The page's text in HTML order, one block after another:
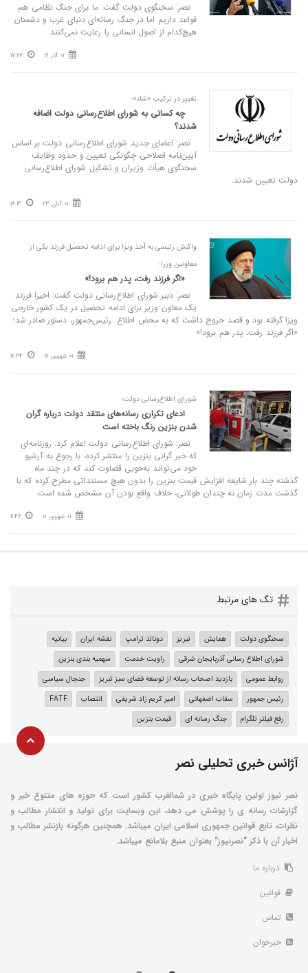
نصر: سخنگوی دولت گفت: ما برای جنگ نظامی هم
قواعد داریم اما در جنگ رسانه‌ای دنیای غرب و دشمنان
هیچ‌کدام از اصول انسانی را رعایت نمی‌کنند.
01 آذر 16 17:27
تغییر در ترکیب «شاد»؛
چه کسانی به شورای اطلاع‌رسانی دولت اضافه
شدند؟
نصر: اعضای جدید شورای اطلاع‌رسانی دولت بر اساس
آیین‌نامه اصلاحی چگونگی تعیین و حدود وظایف
سخنگوی هیأت وزیران و تشکیل شورای اطلاع‌رسانی
دولت تعیین شدند.
01 آبان 23 18:14
واکنش رئیسی به أخذ ویزا برای ادامه تحصیل فرزند یکی از
معاونین وزرا:
«اگر فرزند رفت، پدر هم برود!»
نصر: دبیر شورای اطلاع‌رسانی دولت گفت: اخیرا فرزند
یک معاون وزیر برای ادامه تحصیل در یک کشور خارجی
ویزا گرفته بود و قصد خروج داشت که به محض اطلاع ⁧ رئیس‌جمهور⁩، دستور صادر شد؛
«اگر فرزند رفت، پدر هم برود!»
01 شهریور 16 12:34
شورای اطلاع‌رسانی دولت؛
ادعای تکراری رسانه‌های منتقد دولت درباره گران
شدن بنزین رنگ باخته است
نصر: شورای اطلاع‌رسانی دولت اعلام کرد: روزنامه‌ای
که خبر گرانی بنزین را منتشر کرده، با رجوع به آرشیو
خود می‌تواند به‌خوبی قضاوت کند که در چند ماه
گذشته چند بار شایعه افزایش قیمت بنزین را بدون هیچ مستنداتی مطرح کرده که با
گذشت مدت زمان نه چندان طولانی، خلاف واقع بودن آن مشخص شده است.
01 شهریور 01 11:46
تگ های مرتبط
سخنگوی دولت همایش تبریز دونالد ترامپ نقشه ایران
بیانیه
شورای اطلاع رسانی آذربایجان شرقی
راویت خدمت
سهمیه بندی بنزین
روابط عمومی‌
بازدید اصحاب رسانه از توسعه فضای سبز تبریز
جنجال سیاسی
رئیس جمهور
سقاب اضفهانی امیر کریم زاد شریفی انتصاب
FATF
رفع فیلتر تلگرام
جنگ رسانه ای قیمت بنزین
آژانس خبری تحلیلی نصر
نصر نیوز اولین پایگاه خبری در شمالغرب کشور است که حوزه های متنوع خبر و
گزارشات رسانه ی را پوشش می دهد، این وبسایت برای تولید و انتشار مطالب و
نظرات، تابع قوانین جمهوری اسلامی ایران میباشد. همچنین هرگونه بازنشر مطالب و
اخبار آن با ذکر "نصرنیوز" بعنوان منبع بلامانع میباشد.
درباره ما
قوانین
تماس
خبرخوان